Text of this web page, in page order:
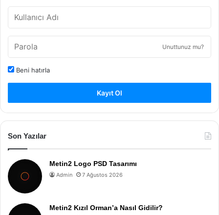
Unuttunuz mu?
Beni hatırla
Kayıt Ol
Son Yazılar
Metin2 Logo PSD Tasarımı
Admin 7 Ağustos 2026
Metin2 Kızıl Orman’a Nasıl Gidilir?